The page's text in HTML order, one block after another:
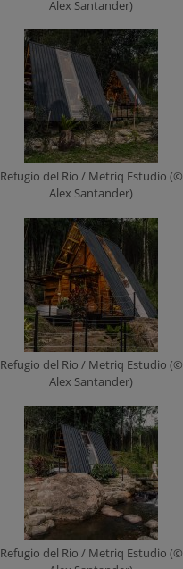
Alex Santander)
Refugio del Rio / Metriq Estudio (©
Alex Santander)
Refugio del Rio / Metriq Estudio (©
Alex Santander)
Refugio del Rio / Metriq Estudio (©